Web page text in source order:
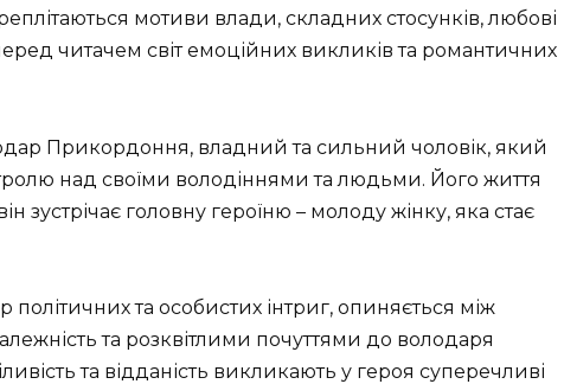
мотиви влади, складних стосунків, любові
читачем світ емоційних викликів та романтичних
Прикордоння, владний та сильний чоловік, який
над своїми володіннями та людьми. Його життя
зустрічає головну героїню – молоду жінку, яка стає
політичних та особистих інтриг, опиняється між
та розквітлими почуттями до володаря
та відданість викликають у героя суперечливі